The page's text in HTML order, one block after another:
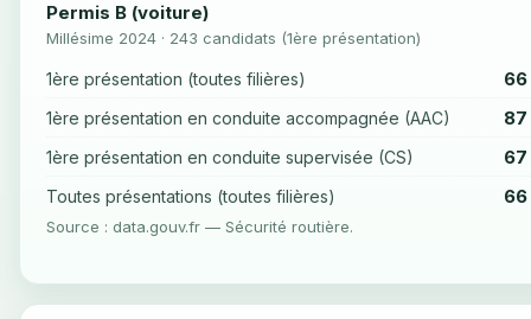
Permis B (voiture)
Millésime 2024 · 243 candidats (1ère présentation)
1ère présentation (toutes filières) 66
1ère présentation en conduite accompagnée (AAC) 87
1ère présentation en conduite supervisée (CS) 67
Toutes présentations (toutes filières) 66
Source : data.gouv.fr — Sécurité routière.